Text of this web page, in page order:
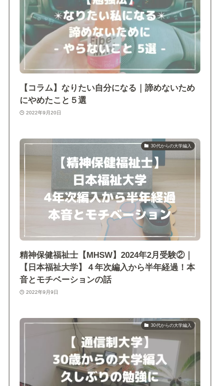
【コラム】なりたい自分になる｜諦めないため
にやめたこと５選
2022年9月20日
30代からの大学編入
精神保健福祉士【MHSW】2024年2月受験②｜
【日本福祉大学】４年次編入から半年経過！本
音とモチベーションの話
2022年9月9日
30代からの大学編入